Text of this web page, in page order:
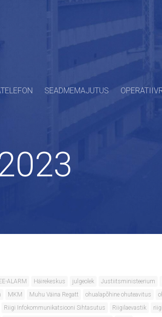
SEADMEMAJUTUS
EE-ALARM Häirekeskus julgeolek Justiitsministeerium
MKM Muhu Väina Regatt ohualapõhine ohuteavitus
Riigi Infokommunikatsiooni Sihtasutus Riigilaevastik